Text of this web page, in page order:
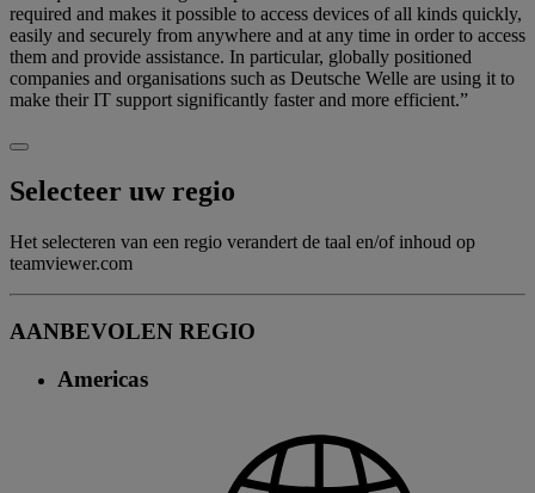
required and makes it possible to access devices of all kinds quickly,
easily and securely from anywhere and at any time in order to access
them and provide assistance. In particular, globally positioned
companies and organisations such as Deutsche Welle are using it to
make their IT support significantly faster and more efficient.”
Selecteer uw regio
Het selecteren van een regio verandert de taal en/of inhoud op
teamviewer.com
AANBEVOLEN REGIO
Americas